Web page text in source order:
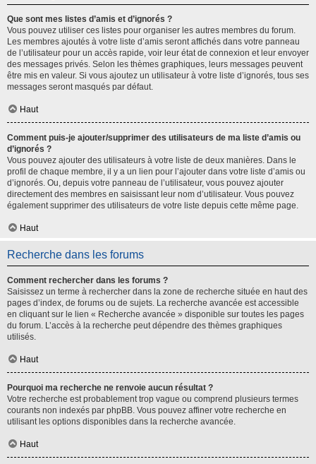
Que sont mes listes d’amis et d’ignorés ?
Vous pouvez utiliser ces listes pour organiser les autres membres du forum.
Les membres ajoutés à votre liste d’amis seront affichés dans votre panneau
de l’utilisateur pour un accès rapide, voir leur état de connexion et leur envoyer
des messages privés. Selon les thèmes graphiques, leurs messages peuvent
être mis en valeur. Si vous ajoutez un utilisateur à votre liste d’ignorés, tous ses
messages seront masqués par défaut.
Haut
Comment puis-je ajouter/supprimer des utilisateurs de ma liste d’amis ou
d’ignorés ?
Vous pouvez ajouter des utilisateurs à votre liste de deux manières. Dans le
profil de chaque membre, il y a un lien pour l’ajouter dans votre liste d’amis ou
d’ignorés. Ou, depuis votre panneau de l’utilisateur, vous pouvez ajouter
directement des membres en saisissant leur nom d’utilisateur. Vous pouvez
également supprimer des utilisateurs de votre liste depuis cette même page.
Haut
Recherche dans les forums
Comment rechercher dans les forums ?
Saisissez un terme à rechercher dans la zone de recherche située en haut des
pages d’index, de forums ou de sujets. La recherche avancée est accessible
en cliquant sur le lien « Recherche avancée » disponible sur toutes les pages
du forum. L’accès à la recherche peut dépendre des thèmes graphiques
utilisés.
Haut
Pourquoi ma recherche ne renvoie aucun résultat ?
Votre recherche est probablement trop vague ou comprend plusieurs termes
courants non indexés par phpBB. Vous pouvez affiner votre recherche en
utilisant les options disponibles dans la recherche avancée.
Haut